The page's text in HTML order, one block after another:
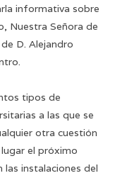
informativa sobre
Nuestra Señora de
D. Alejandro
tipos de
a las que se
otra cuestión
el próximo
instalaciones del